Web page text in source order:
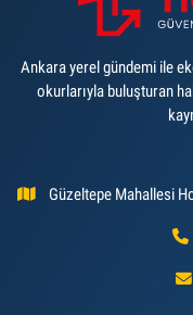
Ankara yerel gündemi ile
okurlarıyla buluşturan
Güzeltepe Mahallesi